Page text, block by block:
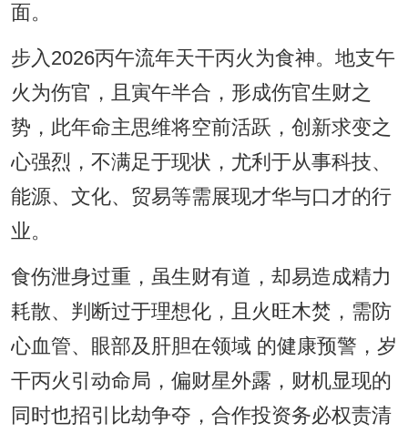
面。
步入2026丙午流年天干丙火为食神。地支午
火为伤官，且寅午半合，形成伤官生财之
势，此年命主思维将空前活跃，创新求变之
心强烈，不满足于现状，尤利于从事科技、
能源、文化、贸易等需展现才华与口才的行
业。
食伤泄身过重，虽生财有道，却易造成精力
耗散、判断过于理想化，且火旺木焚，需防
心血管、眼部及肝胆在领域 的健康预警，岁
干丙火引动命局，偏财星外露，财机显现的
同时也招引比劫争夺，合作投资务必权责清